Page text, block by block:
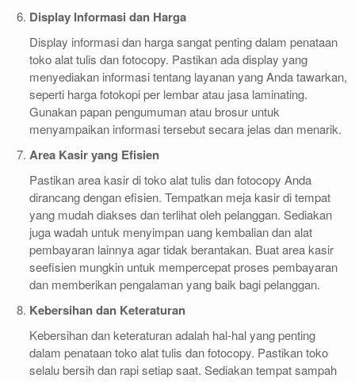
Display Informasi dan Harga
Display informasi dan harga sangat penting dalam penataan
toko alat tulis dan fotocopy. Pastikan ada display yang
menyediakan informasi tentang layanan yang Anda tawarkan,
seperti harga fotokopi per lembar atau jasa laminating.
Gunakan papan pengumuman atau brosur untuk
menyampaikan informasi tersebut secara jelas dan menarik.
Area Kasir yang Efisien
Pastikan area kasir di toko alat tulis dan fotocopy Anda
dirancang dengan efisien. Tempatkan meja kasir di tempat
yang mudah diakses dan terlihat oleh pelanggan. Sediakan
juga wadah untuk menyimpan uang kembalian dan alat
pembayaran lainnya agar tidak berantakan. Buat area kasir
seefisien mungkin untuk mempercepat proses pembayaran
dan memberikan pengalaman yang baik bagi pelanggan.
Kebersihan dan Keteraturan
Kebersihan dan keteraturan adalah hal-hal yang penting
dalam penataan toko alat tulis dan fotocopy. Pastikan toko
selalu bersih dan rapi setiap saat. Sediakan tempat sampah